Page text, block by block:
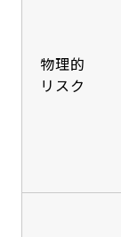
物理的
リスク